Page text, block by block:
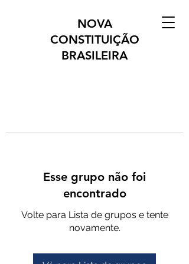
NOVA
CONSTITUIÇÃO
BRASILEIRA
Esse grupo não foi
encontrado
Volte para Lista de grupos e tente
novamente.